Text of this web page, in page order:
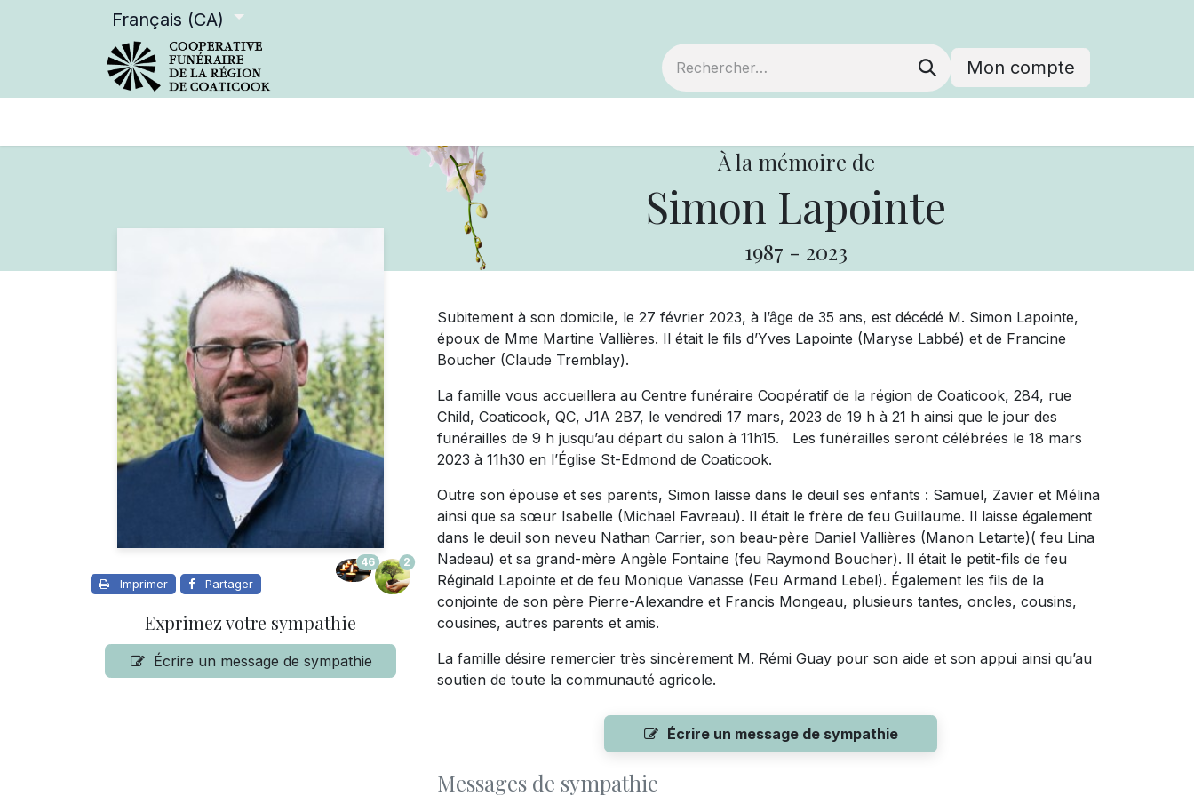
Français (CA)
Mon compte
À la mémoire de
Simon Lapointe
1987 - 2023
Imprimer Partager
46 2
Exprimez votre sympathie
Écrire un message de sympathie
Subitement à son domicile, le 27 février 2023, à l’âge de 35 ans, est décédé M. Simon Lapointe,
époux de Mme Martine Vallières. Il était le fils d’Yves Lapointe (Maryse Labbé) et de Francine
Boucher (Claude Tremblay).
La famille vous accueillera au Centre funéraire Coopératif de la région de Coaticook, 284, rue
Child, Coaticook, QC, J1A 2B7, le vendredi 17 mars, 2023 de 19 h à 21 h ainsi que le jour des
funérailles de 9 h jusqu’au départ du salon à 11h15. Les funérailles seront célébrées le 18 mars
2023 à 11h30 en l’Église St-Edmond de Coaticook.
Outre son épouse et ses parents, Simon laisse dans le deuil ses enfants : Samuel, Zavier et Mélina
ainsi que sa sœur Isabelle (Michael Favreau). Il était le frère de feu Guillaume. Il laisse également
dans le deuil son neveu Nathan Carrier, son beau-père Daniel Vallières (Manon Letarte)( feu Lina
Nadeau) et sa grand-mère Angèle Fontaine (feu Raymond Boucher). Il était le petit-fils de feu
Réginald Lapointe et de feu Monique Vanasse (Feu Armand Lebel). Également les fils de la
conjointe de son père Pierre-Alexandre et Francis Mongeau, plusieurs tantes, oncles, cousins,
cousines, autres parents et amis.
La famille désire remercier très sincèrement M. Rémi Guay pour son aide et son appui ainsi qu’au
soutien de toute la communauté agricole.
Écrire un message de sympathie
Messages de sympathie